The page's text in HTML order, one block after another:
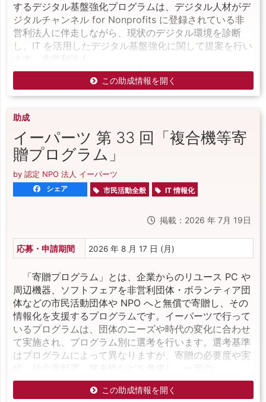
するデジタル基盤強化プログラムは、デジタル人材がデ
ジタルチャンネル for Nonprofits に登録されている非
営利法人に伴走しながら、現状のデジタル環境を診断
し、IT を活用したデジタル基盤強化に関して提案を行い
ます。非営利法人
この助成情報を開く
助成
イーパーツ 第 33 回「複合機等寄
贈プログラム」
by 認定 NPO 法人 イーパーツ
シェア 市民活動全般 IT 情報化
掲載：2026 年 7月 19日
応募・申請期間 2026 年 8 月 17 日 (月)
「寄贈プログラム」とは、企業からのリユース PC や
周辺機器、ソフトフェアを非営利団体・ボランティア団
体などの市民活動団体や NPO へと無償で寄贈し、その
情報化を支援するプログラムです。イーパーツで行って
いるプログラムは、団体のニーズや時代の変化に合わせ
て実施され、プログラム別に選考を行います。選考基準
はプログラムによって異なりますが、寄贈の必要度や実
績、社会貢献度、将来性などを考慮し、一定の
この助成情報を開く